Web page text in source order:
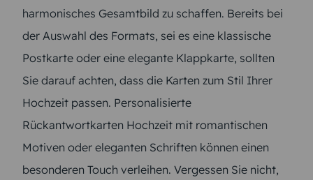
harmonisches Gesamtbild zu schaffen. Bereits bei
der Auswahl des Formats, sei es eine klassische
Postkarte oder eine elegante Klappkarte, sollten
Sie darauf achten, dass die Karten zum Stil Ihrer
Hochzeit passen. Personalisierte
Rückantwortkarten Hochzeit mit romantischen
Motiven oder eleganten Schriften können einen
besonderen Touch verleihen. Vergessen Sie nicht,